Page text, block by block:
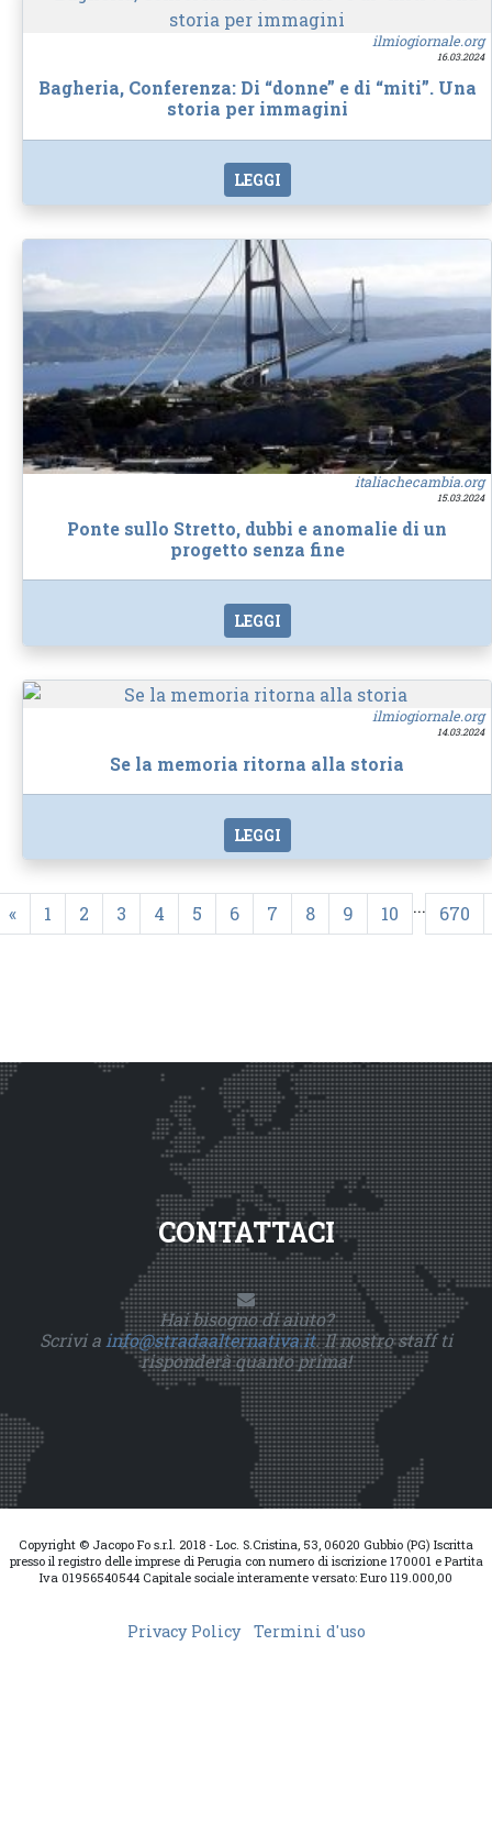
ilmiogiornale.org
16.03.2024
Bagheria, Conferenza: Di “donne” e di “miti”. Una
storia per immagini
LEGGI
italiachecambia.org
15.03.2024
Ponte sullo Stretto, dubbi e anomalie di un
progetto senza fine
LEGGI
ilmiogiornale.org
14.03.2024
Se la memoria ritorna alla storia
LEGGI
« 1 2 3 4 5 6 7 8 9 10 ... 670
CONTATTACI
Hai bisogno di aiuto?
Scrivi ainfo@stradaalternativa.it. Il nostro staff ti
risponderà quanto prima!
Copyright © Jacopo Fo s.r.l. 2018 - Loc. S.Cristina, 53, 06020 Gubbio (PG) Iscritta
presso il registro delle imprese di Perugia con numero di iscrizione 170001 e Partita
Iva 01956540544 Capitale sociale interamente versato: Euro 119.000,00
Privacy Policy Termini d'uso